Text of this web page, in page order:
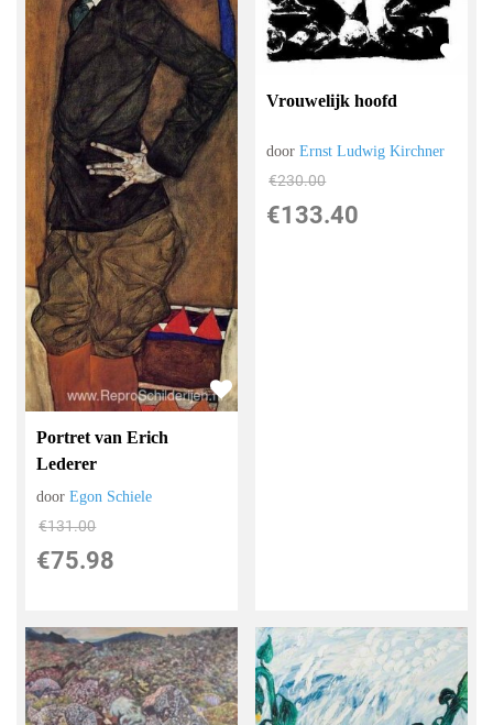
Portret van Erich
Lederer
doorEgon Schiele
€131.00
€75.98
Vrouwelijk hoofd
doorErnst Ludwig Kirchner
€230.00
€133.40